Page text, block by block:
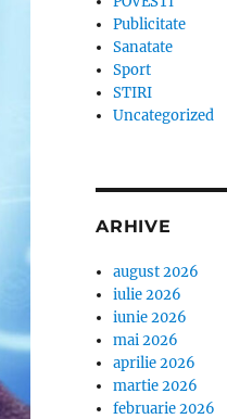
Publicitate
Sanatate
Sport
STIRI
Uncategorized
ARHIVE
august 2026
iulie 2026
iunie 2026
mai 2026
aprilie 2026
martie 2026
februarie 2026